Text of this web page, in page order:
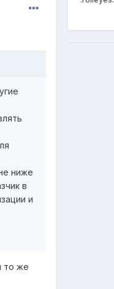
ниже
в
и
то же